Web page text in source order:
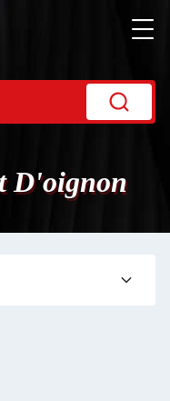
D'oignon